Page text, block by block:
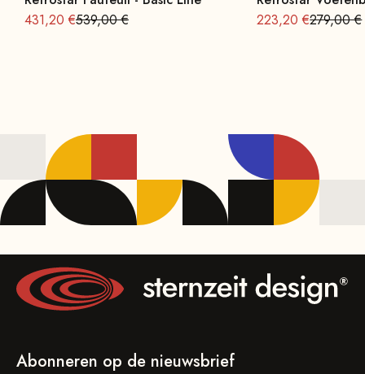
Aanbieding vanaf
431,20 €Normale
539,00 €
Aanbieding vanaf
223,20 €Normale
279,00 €
Abonneren op de nieuwsbrief